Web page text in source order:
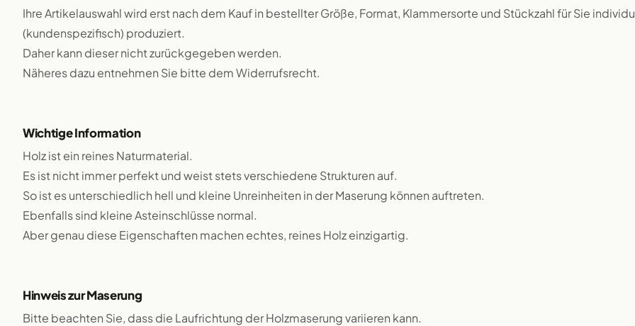
Ihre Artikelauswahl wird erst nach dem Kauf in bestellter Größe, Format, Klammersorte und Stückzahl für Sie
(kundenspezifisch) produziert.
Daher kann dieser nicht zurückgegeben werden.
Näheres dazu entnehmen Sie bitte dem Widerrufsrecht.
Wichtige Information
Holz ist ein reines Naturmaterial.
Es ist nicht immer perfekt und weist stets verschiedene Strukturen auf.
So ist es unterschiedlich hell und kleine Unreinheiten in der Maserung können auftreten.
Ebenfalls sind kleine Asteinschlüsse normal.
Aber genau diese Eigenschaften machen echtes, reines Holz einzigartig.
Hinweis zur Maserung
Bitte beachten Sie, dass die Laufrichtung der Holzmaserung variieren kann.